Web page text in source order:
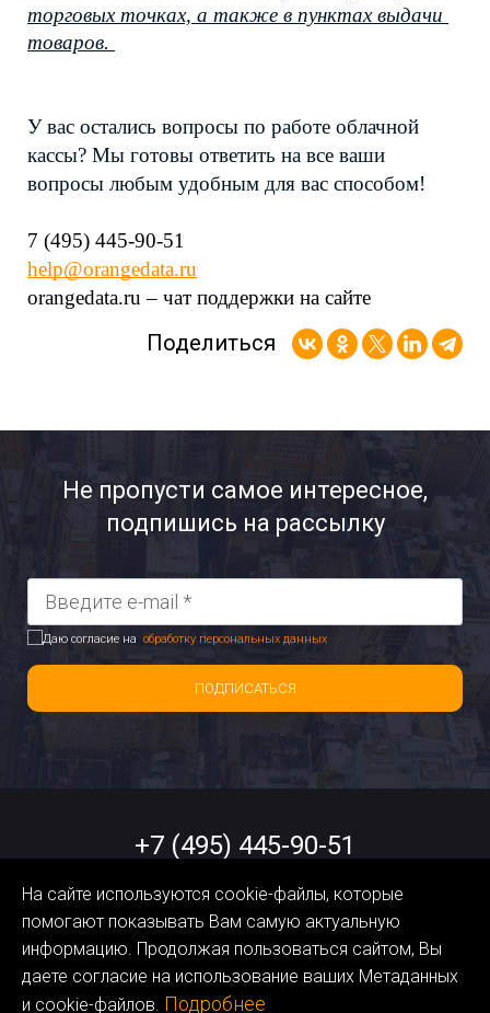
торговых точках, а также в пунктах выдачи
товаров.
У вас остались вопросы по работе облачной
кассы? Мы готовы ответить на все ваши
вопросы любым удобным для вас способом!
7 (495) 445-90-51
help@orangedata.ru
orangedata.ru – чат поддержки на сайте
Поделиться
Не пропусти самое интересное,
подпишись на рассылку
Даю согласие на обработку персональных данных
ПОДПИСАТЬСЯ
+7 (495) 445-90-51
help@orangedata.ru
Политика обработки
Персональных Данных
На сайте используются cookie-файлы, которые
помогают показывать Вам самую актуальную
информацию. Продолжая пользоваться сайтом, Вы
даете согласие на использование ваших Метаданных
и cookie-файлов. Подробнее